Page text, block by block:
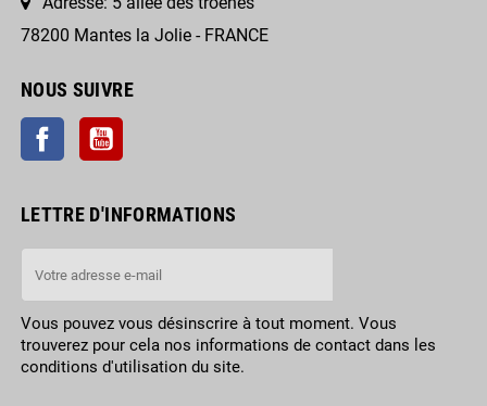
78200 Mantes la Jolie - FRANCE
NOUS SUIVRE
FacebookYouTube
LETTRE D'INFORMATIONS
Vous pouvez vous désinscrire à tout moment. Vous
trouverez pour cela nos informations de contact dans les
conditions d'utilisation du site.